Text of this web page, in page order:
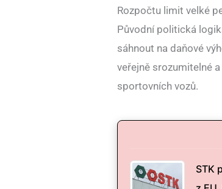
Rozpočtu limit velké
Původní politická
sáhnout na daňové
veřejně srozumitelné
sportovních vozů.
STK